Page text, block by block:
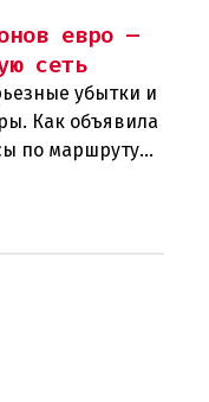
евро —
сеть
убытки и
Как объявила
по маршруту